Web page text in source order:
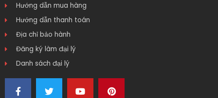
Hướng dẫn mua hàng
Hướng dẫn thanh toán
Địa chỉ bảo hành
Đăng ký làm đại lý
Danh sách đại lý